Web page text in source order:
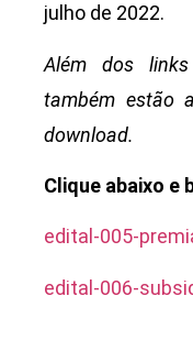
julho de 2022.
Além dos
também estão
download.
Clique abaixo e
edital-005-
edital-006-